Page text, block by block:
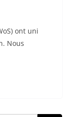
ont uni
Nous